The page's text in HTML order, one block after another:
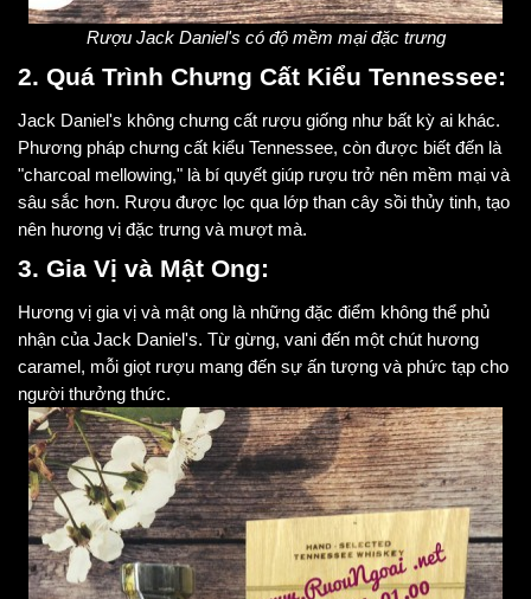
Rượu Jack Daniel's có độ mềm mại đặc trưng
2. Quá Trình Chưng Cất Kiểu Tennessee:
Jack Daniel's không chưng cất rượu giống như bất kỳ ai khác.
Phương pháp chưng cất kiểu Tennessee, còn được biết đến là
"charcoal mellowing," là bí quyết giúp rượu trở nên mềm mại và
sâu sắc hơn. Rượu được lọc qua lớp than cây sồi thủy tinh, tạo
nên hương vị đặc trưng và mượt mà.
3. Gia Vị và Mật Ong:
Hương vị gia vị và mật ong là những đặc điểm không thể phủ
nhận của Jack Daniel's. Từ gừng, vani đến một chút hương
caramel, mỗi giọt rượu mang đến sự ấn tượng và phức tạp cho
người thưởng thức.